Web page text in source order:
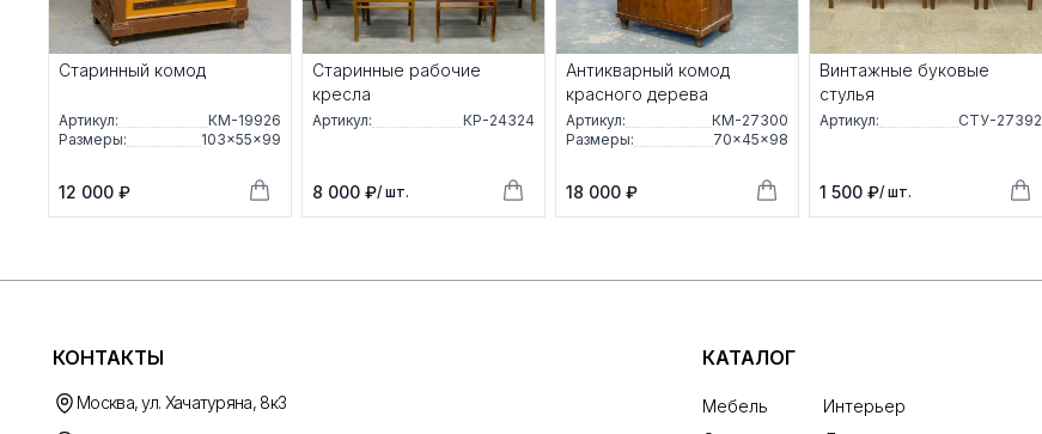
Старинный комод
Артикул:
КМ-19926
Размеры:
103×55×99
12 000 ₽
Старинные рабочие
кресла
Артикул: КР-24324
8 000 ₽/ шт.
Антикварный комод
красного дерева
Артикул:
КМ-27300
Размеры:
70×45×98
18 000 ₽
Винтажные буковые
стулья
Артикул: СТУ-27392
1 500 ₽/ шт.
КОНТАКТЫ
Москва, ул. Хачатуряна, 8к3
КАТАЛОГ
Мебель
Интерьер